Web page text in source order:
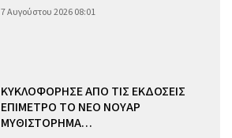
7 Αυγούστου 2026 08:01
ΚΥΚΛΟΦΟΡΗΣΕ ΑΠΟ ΤΙΣ ΕΚΔΟΣΕΙΣ
ΕΠΙΜΕΤΡΟ ΤΟ ΝΕΟ ΝΟΥΑΡ
ΜΥΘΙΣΤΟΡΗΜΑ…